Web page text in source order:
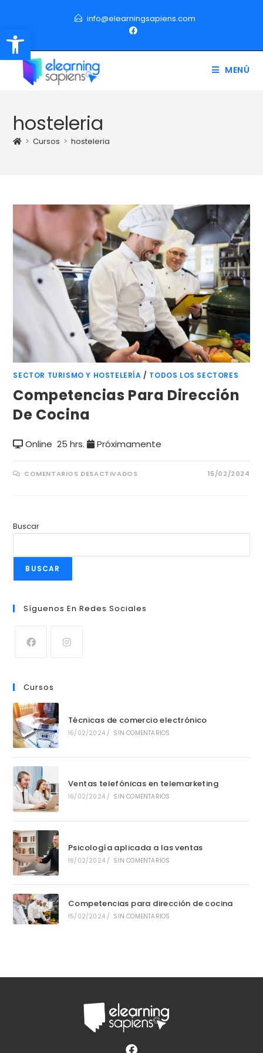
info@elearningsapiens.com
MENÚ
hosteleria
> Cursos > hosteleria
SECTOR TURISMO Y HOSTELERÍA / TODOS LOS SECTORES
Competencias Para Dirección
De Cocina
Online 25 hrs. Próximamente
COMENTARIOS DESACTIVADOS 15/02/2024
Buscar
BUSCAR
Síguenos En Redes Sociales
Cursos
Técnicas de comercio electrónico
16/02/2024 / SIN COMENTARIOS
Ventas telefónicas en telemarketing
16/02/2024 / SIN COMENTARIOS
Psicología aplicada a las ventas
16/02/2024 / SIN COMENTARIOS
Competencias para dirección de cocina
15/02/2024 / SIN COMENTARIOS
Abrir barra de herramientas